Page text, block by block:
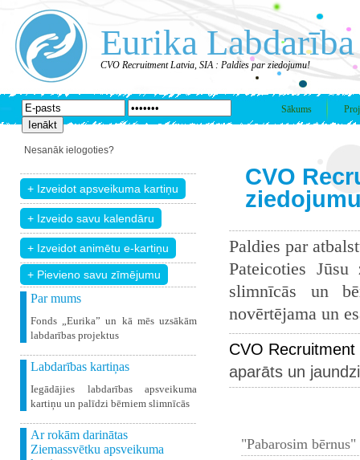
Eurika Labdarība
CVO Recruitment Latvia, SIA : Paldies par ziedojumu!
Sākums
Nesanāk ielogoties?
+ Pievieno savu zīmējumu
Par mums
Fonds „Eurika” un kā mēs uzsākām
labdarības projektus
Labdarības kartiņas
Iegādājies labdarības apsveikuma
kartiņu un palīdzi bērniem slimnīcās
Ar rokām darinātas
Ziemassvētku apsveikuma
CVO
Paldies par
Pateicoties
slimnīcās un
novērtējama un
CVO
aparāts un
"Pabarosim